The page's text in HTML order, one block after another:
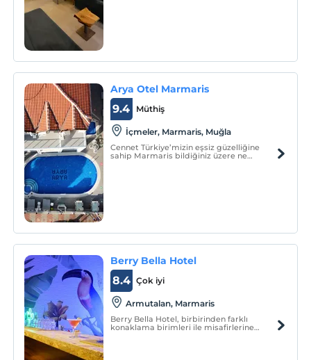
Arya Otel Marmaris
Müthiş
9.4
İçmeler, Marmaris, Muğla
Cennet Türkiye’mizin eşsiz güzelliğine
sahip Marmaris bildiğiniz üzere ne
Berry Bella Hotel
Çok iyi
8.4
Armutalan, Marmaris
Berry Bella Hotel, birbirinden farklı
konaklama birimleri ile misafirlerine